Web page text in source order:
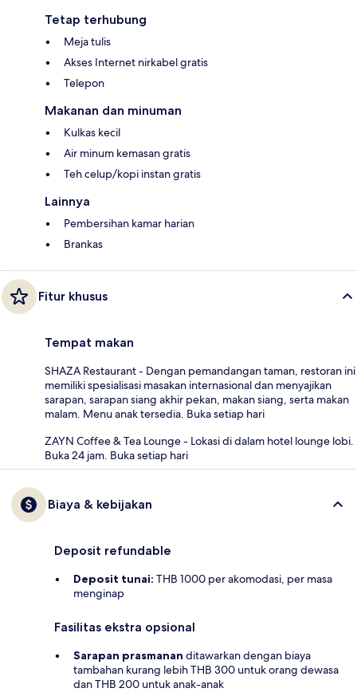
Tetap terhubung
Meja tulis
Akses Internet nirkabel gratis
Telepon
Makanan dan minuman
Kulkas kecil
Air minum kemasan gratis
Teh celup/kopi instan gratis
Lainnya
Pembersihan kamar harian
Brankas
Fitur khusus
Tempat makan
SHAZA Restaurant - Dengan pemandangan taman, restoran ini
memiliki spesialisasi masakan internasional dan menyajikan
sarapan, sarapan siang akhir pekan, makan siang, serta makan
malam. Menu anak tersedia. Buka setiap hari
ZAYN Coffee & Tea Lounge - Lokasi di dalam hotel lounge lobi.
Buka 24 jam. Buka setiap hari
Biaya & kebijakan
Deposit refundable
Deposit tunai: THB 1000 per akomodasi, per masa
menginap
Fasilitas ekstra opsional
Sarapan prasmanan ditawarkan dengan biaya
tambahan kurang lebih THB 300 untuk orang dewasa
dan THB 200 untuk anak-anak